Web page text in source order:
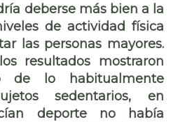
deberse más bien a la
de actividad física
las personas mayores.
resultados mostraron
de lo habitualmente
sedentarios, en
deporte no había